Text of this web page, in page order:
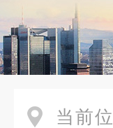
当前